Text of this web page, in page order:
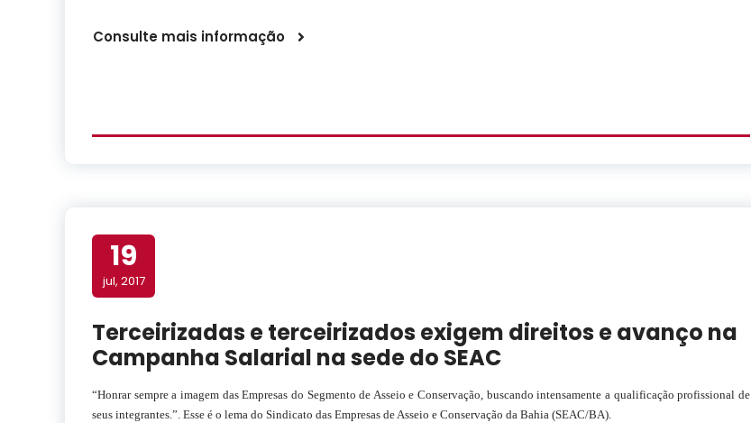
Consulte mais informação
19
jul, 2017
Terceirizadas e terceirizados exigem direitos e avanço na
Campanha Salarial na sede do SEAC
“Honrar sempre a imagem das Empresas do Segmento de Asseio e Conservação, buscando intensamente a qualificação profissional de
seus integrantes.”. Esse é o lema do Sindicato das Empresas de Asseio e Conservação da Bahia (SEAC/BA).